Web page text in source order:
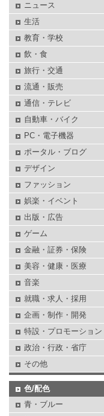
ニュース
生活
教育・学校
飲・食
旅行・交通
流通・販売
通信・テレビ
自動車・バイク
PC・電子機器
ポータル・ブログ
デザイン
ファッション
娯楽・イベント
出版・広告
ゲーム
金融・証券・保険
美容・健康・医療
音楽
就職・求人・採用
企画・制作・開発
特設・プロモーション
政治・行政・省庁
その他
色/配色
青・ブルー